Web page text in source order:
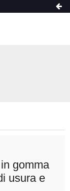
gomma
usura e